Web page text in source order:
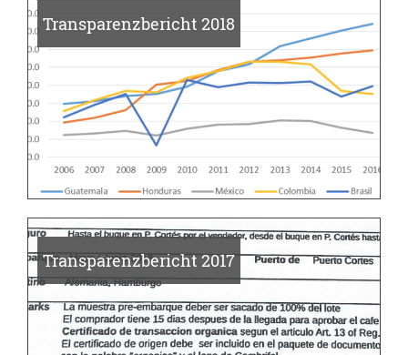
Transparenzbericht 2018
Transparenzbericht 2017